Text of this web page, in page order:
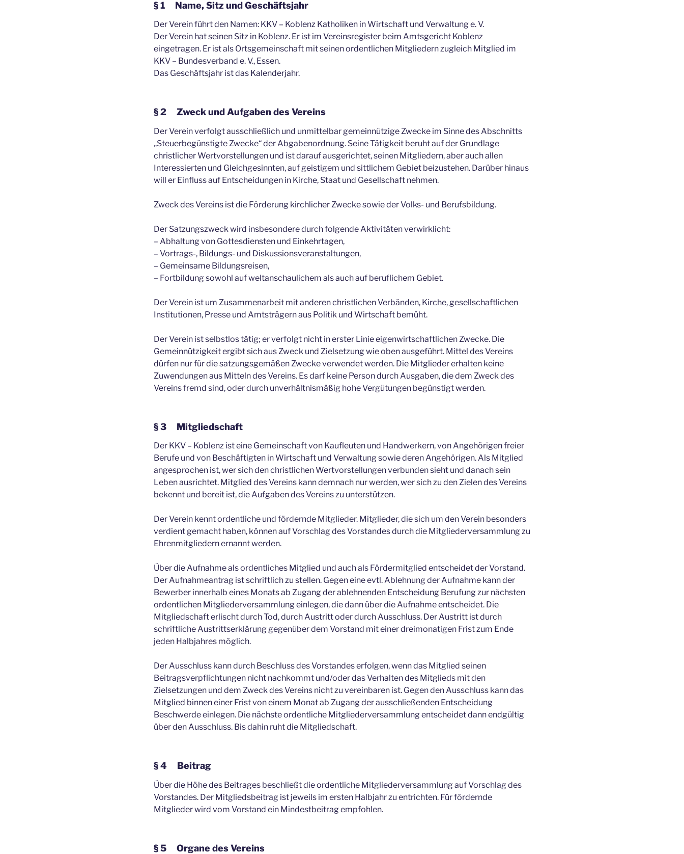
§ 1 Name, Sitz und Geschäftsjahr
Der Verein führt den Namen: KKV – Koblenz Katholiken in Wirtschaft und Verwaltung e. V.
Der Verein hat seinen Sitz in Koblenz. Er ist im Vereinsregister beim Amtsgericht Koblenz
eingetragen. Er ist als Ortsgemeinschaft mit seinen ordentlichen Mitgliedern zugleich Mitglied im
KKV – Bundesverband e. V., Essen.
Das Geschäftsjahr ist das Kalenderjahr.
§ 2 Zweck und Aufgaben des Vereins
Der Verein verfolgt ausschließlich und unmittelbar gemeinnützige Zwecke im Sinne des Abschnitts
„Steuerbegünstigte Zwecke“ der Abgabenordnung. Seine Tätigkeit beruht auf der Grundlage
christlicher Wertvorstellungen und ist darauf ausgerichtet, seinen Mitgliedern, aber auch allen
Interessierten und Gleichgesinnten, auf geistigem und sittlichem Gebiet beizustehen. Darüber hinaus
will er Einfluss auf Entscheidungen in Kirche, Staat und Gesellschaft nehmen.
Zweck des Vereins ist die Förderung kirchlicher Zwecke sowie der Volks- und Berufsbildung.
Der Satzungszweck wird insbesondere durch folgende Aktivitäten verwirklicht:
– Abhaltung von Gottesdiensten und Einkehrtagen,
– Vortrags-, Bildungs- und Diskussionsveranstaltungen,
– Gemeinsame Bildungsreisen,
– Fortbildung sowohl auf weltanschaulichem als auch auf beruflichem Gebiet.
Der Verein ist um Zusammenarbeit mit anderen christlichen Verbänden, Kirche, gesellschaftlichen
Institutionen, Presse und Amtsträgern aus Politik und Wirtschaft bemüht.
Der Verein ist selbstlos tätig; er verfolgt nicht in erster Linie eigenwirtschaftlichen Zwecke. Die
Gemeinnützigkeit ergibt sich aus Zweck und Zielsetzung wie oben ausgeführt. Mittel des Vereins
dürfen nur für die satzungsgemäßen Zwecke verwendet werden. Die Mitglieder erhalten keine
Zuwendungen aus Mitteln des Vereins. Es darf keine Person durch Ausgaben, die dem Zweck des
Vereins fremd sind, oder durch unverhältnismäßig hohe Vergütungen begünstigt werden.
§ 3 Mitgliedschaft
Der KKV – Koblenz ist eine Gemeinschaft von Kaufleuten und Handwerkern, von Angehörigen freier
Berufe und von Beschäftigten in Wirtschaft und Verwaltung sowie deren Angehörigen. Als Mitglied
angesprochen ist, wer sich den christlichen Wertvorstellungen verbunden sieht und danach sein
Leben ausrichtet. Mitglied des Vereins kann demnach nur werden, wer sich zu den Zielen des Vereins
bekennt und bereit ist, die Aufgaben des Vereins zu unterstützen.
Der Verein kennt ordentliche und fördernde Mitglieder. Mitglieder, die sich um den Verein besonders
verdient gemacht haben, können auf Vorschlag des Vorstandes durch die Mitgliederversammlung zu
Ehrenmitgliedern ernannt werden.
Über die Aufnahme als ordentliches Mitglied und auch als Fördermitglied entscheidet der Vorstand.
Der Aufnahmeantrag ist schriftlich zu stellen. Gegen eine evtl. Ablehnung der Aufnahme kann der
Bewerber innerhalb eines Monats ab Zugang der ablehnenden Entscheidung Berufung zur nächsten
ordentlichen Mitgliederversammlung einlegen, die dann über die Aufnahme entscheidet. Die
Mitgliedschaft erlischt durch Tod, durch Austritt oder durch Ausschluss. Der Austritt ist durch
schriftliche Austrittserklärung gegenüber dem Vorstand mit einer dreimonatigen Frist zum Ende
jeden Halbjahres möglich.
Der Ausschluss kann durch Beschluss des Vorstandes erfolgen, wenn das Mitglied seinen
Beitragsverpflichtungen nicht nachkommt und/oder das Verhalten des Mitglieds mit den
Zielsetzungen und dem Zweck des Vereins nicht zu vereinbaren ist. Gegen den Ausschluss kann das
Mitglied binnen einer Frist von einem Monat ab Zugang der ausschließenden Entscheidung
Beschwerde einlegen. Die nächste ordentliche Mitgliederversammlung entscheidet dann endgültig
über den Ausschluss. Bis dahin ruht die Mitgliedschaft.
§ 4 Beitrag
Über die Höhe des Beitrages beschließt die ordentliche Mitgliederversammlung auf Vorschlag des
Vorstandes. Der Mitgliedsbeitrag ist jeweils im ersten Halbjahr zu entrichten. Für fördernde
Mitglieder wird vom Vorstand ein Mindestbeitrag empfohlen.
§ 5 Organe des Vereins